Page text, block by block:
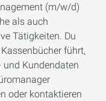
(m/w/d)
als auch
Tätigkeiten. Du
führt,
und Kundendaten
oder kontaktieren